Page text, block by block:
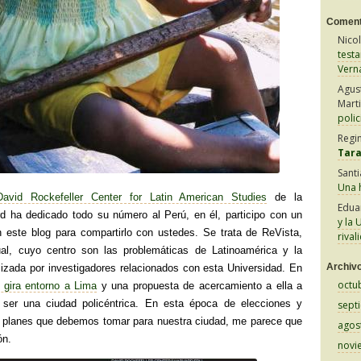
Rockefeller Center for Latin American Studies de la
ha dedicado todo su número al Perú, en él, participo con un
este blog para compartirlo con ustedes. Se trata de ReVista,
cuyo centro son las problemáticas de Latinoamérica y la
por investigadores relacionados con esta Universidad. En
entorno a Lima y una propuesta de acercamiento a ella a
una ciudad policéntrica. En esta época de elecciones y
que debemos tomar para nuestra ciudad, me parece que
Una
y la